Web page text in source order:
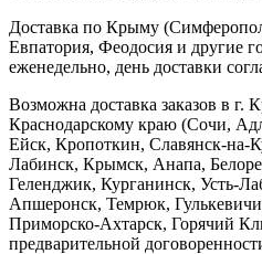
Доставка по Крыму
Евпатория, Феодосия и другие
еженедельно, день доставки
Возможна доставка заказов в г.
Краснодарскому краю (Сочи,
Ейск, Кропоткин, Славянск-на-
Лабинск, Крымск, Анапа,
Геленджик, Курганинск, Усть-
Апшеронск, Темрюк,
Приморско-Ахтарск, Горячий
предварительной